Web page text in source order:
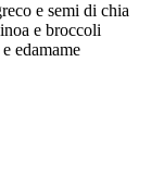
e semi di chia
e broccoli
edamame